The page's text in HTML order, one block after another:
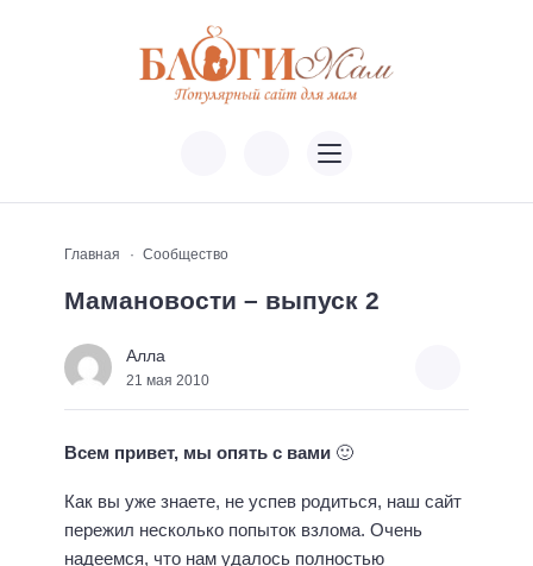
Главная Сообщество
Мамановости – выпуск 2
Алла
21 мая 2010
Всем привет, мы опять с вами 🙂
Как вы уже знаете, не успев родиться, наш сайт
пережил несколько попыток взлома. Очень
надеемся, что нам удалось полностью